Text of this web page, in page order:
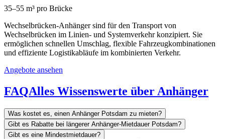
35–55 m³ pro Brücke
Wechselbrücken-Anhänger sind für den Transport von
Wechselbrücken im Linien- und Systemverkehr konzipiert. Sie
ermöglichen schnellen Umschlag, flexible Fahrzeugkombinationen
und effiziente Logistikabläufe im kombinierten Verkehr.
Angebote ansehen
FAQAlles Wissenswerte über Anhänger
Was kostet es, einen Anhänger Potsdam zu mieten?
Gibt es Rabatte bei längerer Anhänger-Mietdauer Potsdam?
Gibt es eine Mindestmietdauer?